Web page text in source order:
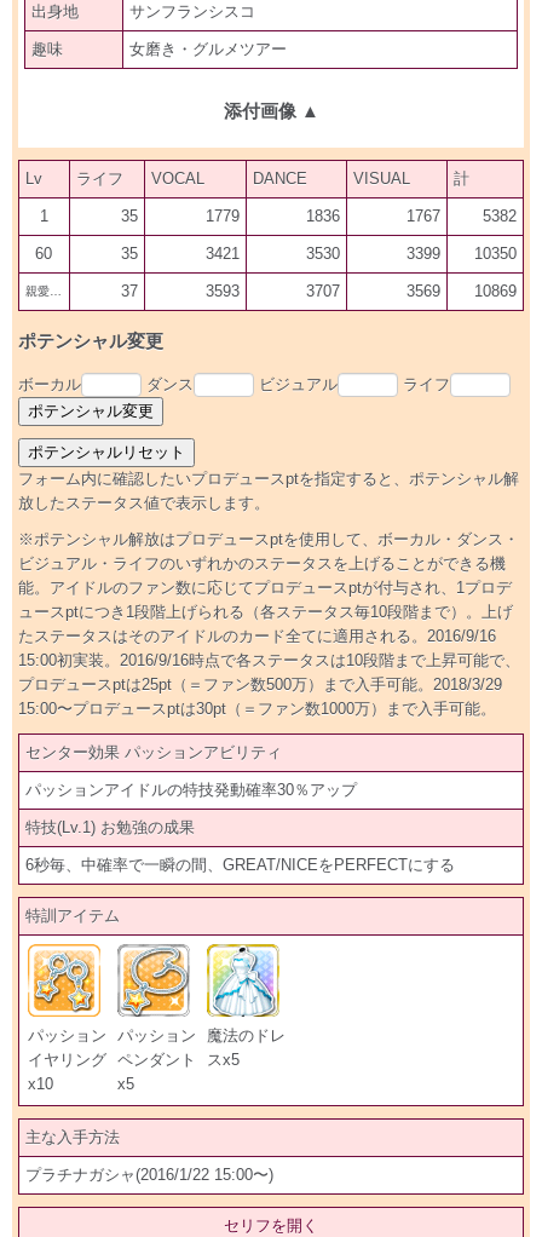
出身地 サンフランシスコ
趣味 女磨き・グルメツアー
添付画像 ▲
Lv ライフ VOCAL DANCE VISUAL 計
1 35 1779 1836 1767 5382
60 35 3421 3530 3399 10350
親愛100 37 3593 3707 3569 10869
ポテンシャル変更
ボーカル ダンス ビジュアル ライフ
フォーム内に確認したいプロデュースptを指定すると、ポテンシャル解
放したステータス値で表示します。
※ポテンシャル解放はプロデュースptを使用して、ボーカル・ダンス・
ビジュアル・ライフのいずれかのステータスを上げることができる機
能。アイドルのファン数に応じてプロデュースptが付与され、1プロデ
ュースptにつき1段階上げられる（各ステータス毎10段階まで）。上げ
たステータスはそのアイドルのカード全てに適用される。2016/9/16
15:00初実装。2016/9/16時点で各ステータスは10段階まで上昇可能で、
プロデュースptは25pt（＝ファン数500万）まで入手可能。2018/3/29
15:00〜プロデュースptは30pt（＝ファン数1000万）まで入手可能。
センター効果 パッションアビリティ
パッションアイドルの特技発動確率30％アップ
特技(Lv.1) お勉強の成果
6秒毎、中確率で一瞬の間、GREAT/NICEをPERFECTにする
特訓アイテム
パッション
イヤリング
x10
パッション
ペンダント
x5
魔法のドレ
スx5
主な入手方法
プラチナガシャ(2016/1/22 15:00〜)
セリフを開く